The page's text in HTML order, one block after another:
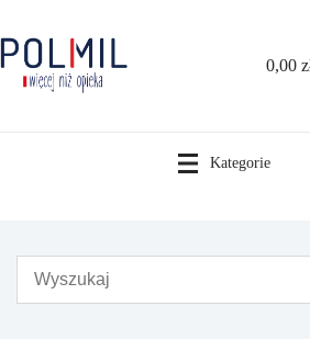
treści
0,00
Kategorie